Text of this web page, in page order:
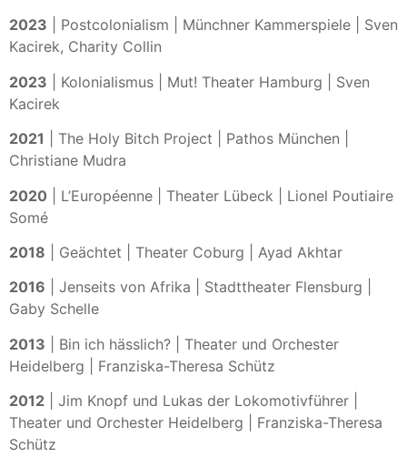
2023 | Postcolonialism | Münchner Kammerspiele | Sven
Kacirek, Charity Collin
2023 | Kolonialismus | Mut! Theater Hamburg | Sven
Kacirek
2021 | The Holy Bitch Project | Pathos München |
Christiane Mudra
2020 | L’Européenne | Theater Lübeck | Lionel Poutiaire
Somé
2018 | Geächtet | Theater Coburg | Ayad Akhtar
2016 | Jenseits von Afrika | Stadttheater Flensburg |
Gaby Schelle
2013 | Bin ich hässlich? | Theater und Orchester
Heidelberg | Franziska-Theresa Schütz
2012 | Jim Knopf und Lukas der Lokomotivführer |
Theater und Orchester Heidelberg | Franziska-Theresa
Schütz